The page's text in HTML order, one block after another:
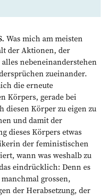
Was mich am meisten
der Aktionen, der
nebeneinanderstehen
zueinander.
die erneute
Körpers, gerade bei
diesen Körper zu eigen zu
und damit der
dieses Körpers etwas
der feministischen
wann was weshalb zu
eindrücklich: Denn es
grossen,
der Herab­setzung, der